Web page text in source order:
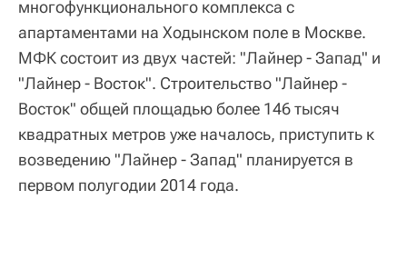
многофункционального комплекса с
апартаментами на Ходынском поле в Москве.
МФК состоит из двух частей: "Лайнер - Запад" и
"Лайнер - Восток". Строительство "Лайнер -
Восток" общей площадью более 146 тысяч
квадратных метров уже началось, приступить к
возведению "Лайнер - Запад" планируется в
первом полугодии 2014 года.